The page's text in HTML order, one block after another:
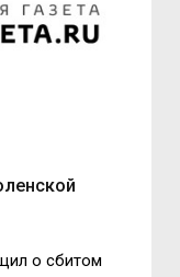
о сбитом